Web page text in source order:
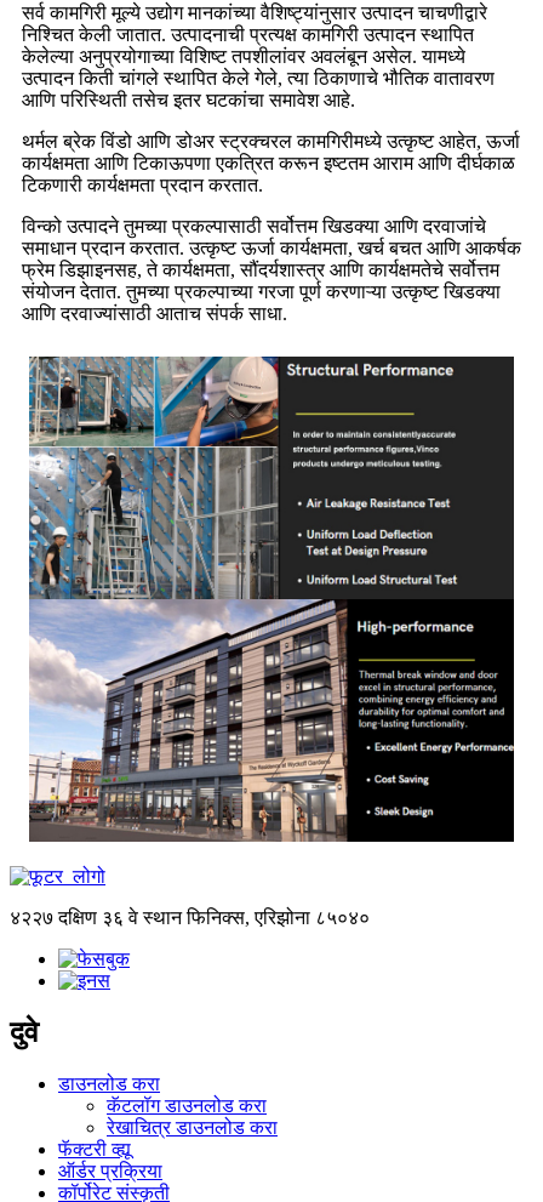
सर्व कामगिरी मूल्ये उद्योग मानकांच्या वैशिष्ट्यांनुसार उत्पादन चाचणीद्वारे
निश्चित केली जातात. उत्पादनाची प्रत्यक्ष कामगिरी उत्पादन स्थापित
केलेल्या अनुप्रयोगाच्या विशिष्ट तपशीलांवर अवलंबून असेल. यामध्ये
उत्पादन किती चांगले स्थापित केले गेले, त्या ठिकाणाचे भौतिक वातावरण
आणि परिस्थिती तसेच इतर घटकांचा समावेश आहे.
थर्मल ब्रेक विंडो आणि डोअर स्ट्रक्चरल कामगिरीमध्ये उत्कृष्ट आहेत, ऊर्जा
कार्यक्षमता आणि टिकाऊपणा एकत्रित करून इष्टतम आराम आणि दीर्घकाळ
टिकणारी कार्यक्षमता प्रदान करतात.
विन्को उत्पादने तुमच्या प्रकल्पासाठी सर्वोत्तम खिडक्या आणि दरवाजांचे
समाधान प्रदान करतात. उत्कृष्ट ऊर्जा कार्यक्षमता, खर्च बचत आणि आकर्षक
फ्रेम डिझाइनसह, ते कार्यक्षमता, सौंदर्यशास्त्र आणि कार्यक्षमतेचे सर्वोत्तम
संयोजन देतात. तुमच्या प्रकल्पाच्या गरजा पूर्ण करणाऱ्या उत्कृष्ट खिडक्या
आणि दरवाज्यांसाठी आताच संपर्क साधा.
४२२७ दक्षिण ३६ वे स्थान फिनिक्स, एरिझोना ८५०४०
दुवे
डाउनलोड करा
कॅटलॉग डाउनलोड करा
रेखाचित्र डाउनलोड करा
फॅक्टरी व्ह्यू
ऑर्डर प्रक्रिया
कॉर्पोरेट संस्कृती